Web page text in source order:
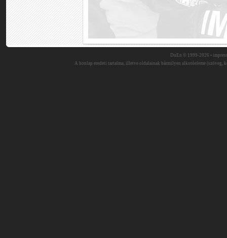
DuEn © 1999-2026 •
A honlap eredeti tartalma, illetve oldalainak bármilyen alkotóeleme (szöveg,